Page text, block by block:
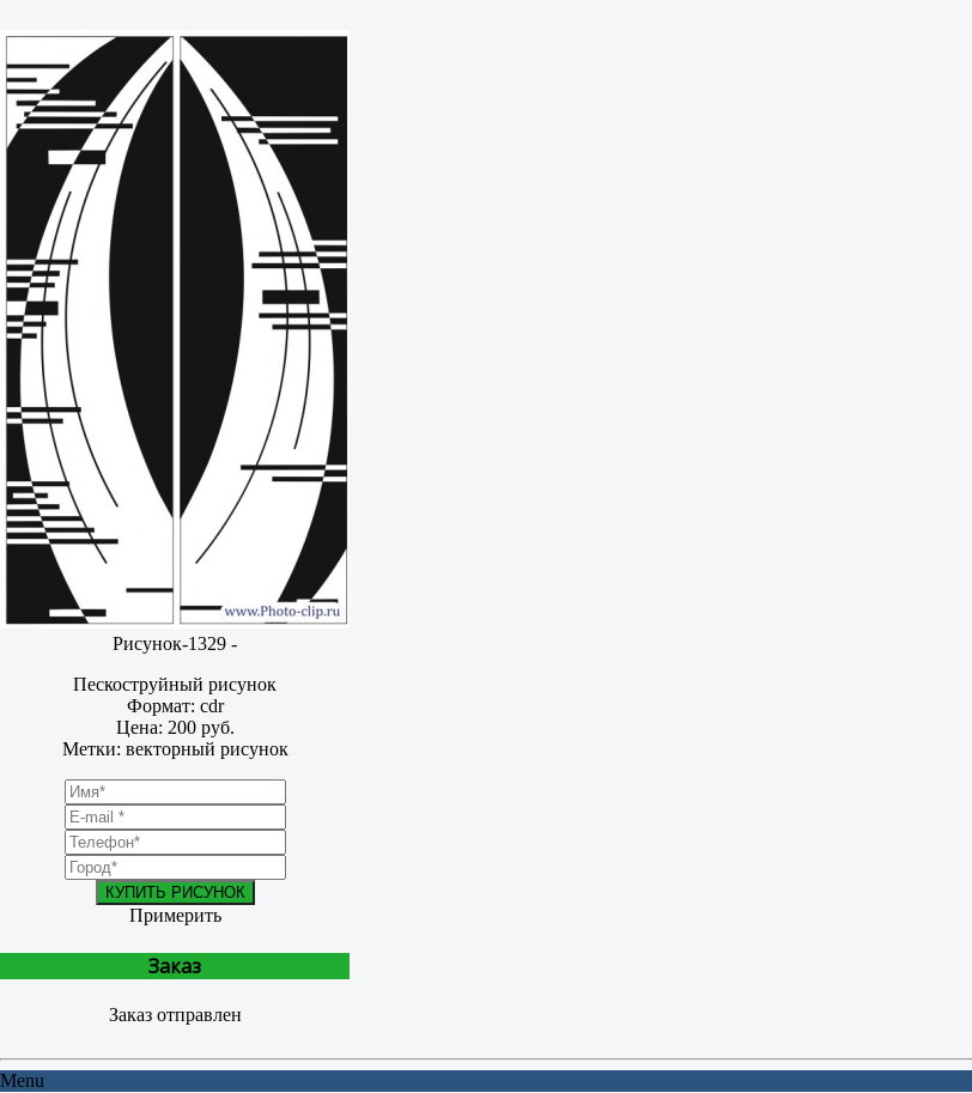
Рисунок-1329 -
Пескоструйный рисунок
Формат: cdr
Цена: 200 руб.
Метки: векторный рисунок
КУПИТЬ РИСУНОК
Примерить
Заказ
Заказ отправлен
Menu